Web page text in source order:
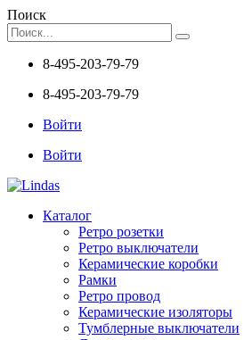
Поиск
8-495-203-79-79
8-495-203-79-79
Войти
Войти
Каталог
Ретро розетки
Ретро выключатели
Керамические коробки
Рамки
Ретро провод
Керамические изоляторы
Тумблерные выключатели